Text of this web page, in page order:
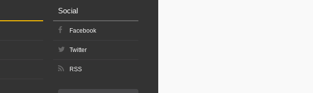
Social
Facebook
Twitter
RSS